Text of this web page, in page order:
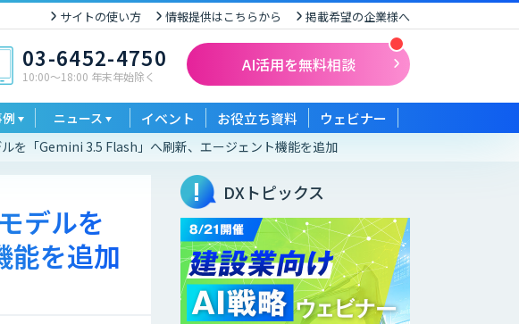
サイトの使い方 情報提供はこちらから 掲載希望の企業様へ
03-6452-4750
10:00〜18:00 年末年始除く
AI活用を無料相談
ニュース イベント お役立ち資料 ウェビナー
を「Gemini 3.5 Flash」へ刷新、エージェント機能を追加
デルを
能を追加
DXトピックス